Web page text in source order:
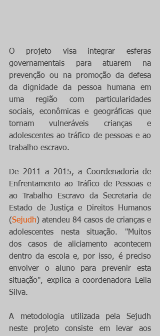
O projeto visa integrar esferas
governamentais para atuarem na
prevenção ou na promoção da defesa
da dignidade da pessoa humana em
uma região com particularidades
sociais, econômicas e geográficas que
tornam vulneráveis crianças e
adolescentes ao tráfico de pessoas e ao
trabalho escravo.
De 2011 a 2015, a Coordenadoria de
Enfrentamento ao Tráfico de Pessoas e
ao Trabalho Escravo da Secretaria de
Estado de Justiça e Direitos Humanos
(Sejudh) atendeu 84 casos de crianças e
adolescentes nesta situação. "Muitos
dos casos de aliciamento acontecem
dentro da escola e, por isso, é preciso
envolver o aluno para prevenir esta
situação", explica a coordenadora Leila
Silva.
A metodologia utilizada pela Sejudh
neste projeto consiste em levar aos